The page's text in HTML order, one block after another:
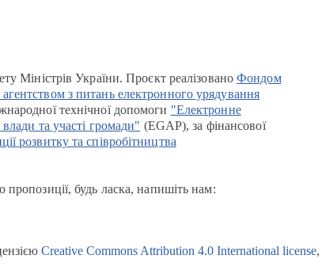
Міністрів України. Проєкт реалізованоФондом
з питань електронного урядування
технічної допомоги "Електронне
влади та участі громади" (EGAP), за фінансової
розвитку та співробітництва
будь ласка, напишіть нам:
Creative Commons Attribution 4.0 International license